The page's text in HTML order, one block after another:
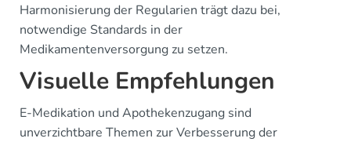
Harmonisierung der Regularien trägt dazu bei,
notwendige Standards in der
Medikamentenversorgung zu setzen.
Visuelle Empfehlungen
E-Medikation und Apothekenzugang sind
unverzichtbare Themen zur Verbesserung der